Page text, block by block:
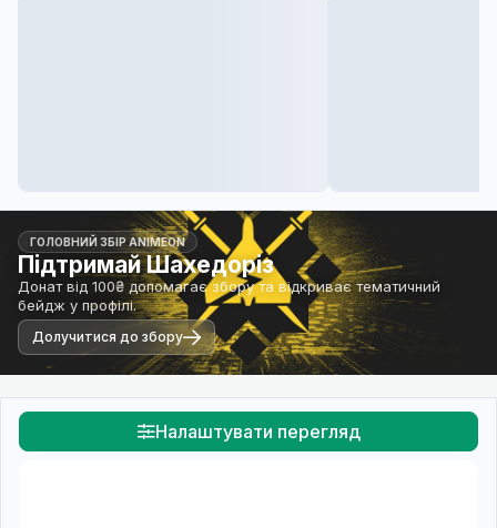
ГОЛОВНИЙ ЗБІР ANIMEON
Підтримай Шахедоріз
Донат від 100₴ допомагає збору та відкриває тематичний
бейдж у профілі.
Долучитися до збору
Налаштувати перегляд